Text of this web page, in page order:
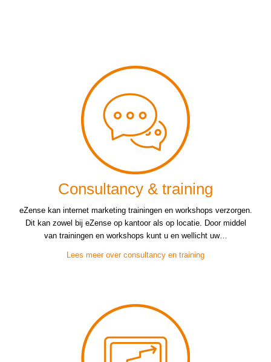
Consultancy & training
eZense kan internet marketing trainingen en workshops verzorgen.
Dit kan zowel bij eZense op kantoor als op locatie. Door middel
van trainingen en workshops kunt u en wellicht uw…
Lees meer over consultancy en training